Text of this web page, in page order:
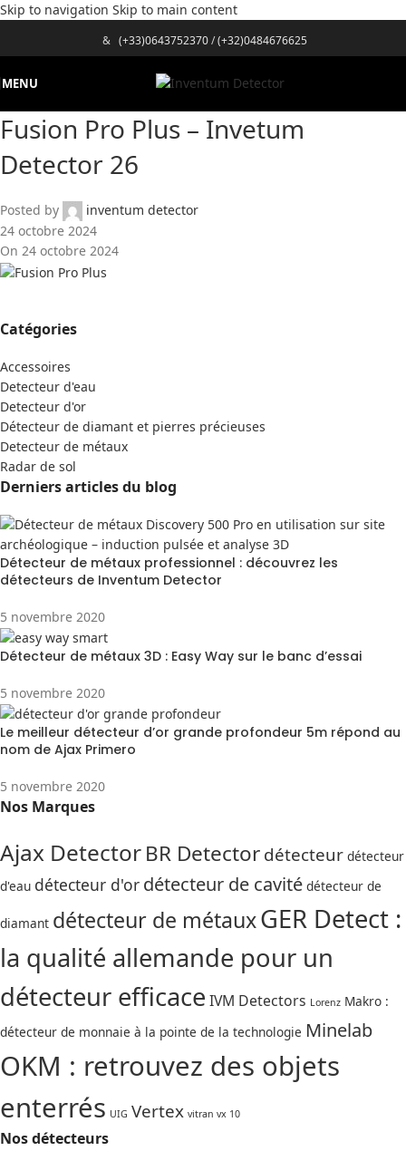
Skip to navigation Skip to main content
& (+33)0643752370/(+32)0484676625
MENU
Fusion Pro Plus – Invetum
Detector 26
Posted by
inventum detector
24 octobre 2024
On 24 octobre 2024
Catégories
Accessoires
Detecteur d'eau
Detecteur d'or
Détecteur de diamant et pierres précieuses
Detecteur de métaux
Radar de sol
Derniers articles du blog
Détecteur de métaux professionnel : découvrez les
détecteurs de Inventum Detector
5 novembre 2020
Détecteur de métaux 3D : Easy Way sur le banc d’essai
5 novembre 2020
Le meilleur détecteur d’or grande profondeur 5m répond au
nom de Ajax Primero
5 novembre 2020
Nos Marques
Ajax DetectorBR Detectordétecteur détecteur
d'eau détecteur d'or détecteur de cavité détecteur de
diamant détecteur de métauxGER Detect :
la qualité allemande pour un
détecteur efficace IVM Detectors Lorenz Makro :
détecteur de monnaie à la pointe de la technologie Minelab
OKM : retrouvez des objets
enterrés UIG Vertex vitran vx 10
Nos détecteurs